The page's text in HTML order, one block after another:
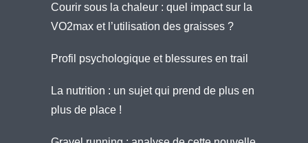
Courir sous la chaleur : quel impact sur la
VO2max et l’utilisation des graisses ?
Profil psychologique et blessures en trail
La nutrition : un sujet qui prend de plus en
plus de place !